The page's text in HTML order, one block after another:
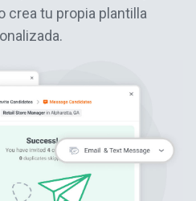
crea tu propia plantilla